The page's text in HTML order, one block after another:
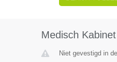
Medisch
Niet gevestigd in